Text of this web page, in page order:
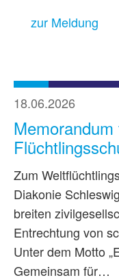
zur Meldung
18.06.2026
Zum
Diakonie
breiten
Entrechtung von
Unter dem Motto
Gemeinsam für…